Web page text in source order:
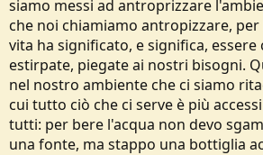
siamo messi ad antroprizzare
che noi chiamiamo antropizzare,
vita ha significato, e significa, essere
estirpate, piegate ai nostri bisogni.
nel nostro ambiente che ci siamo
cui tutto ciò che ci serve è più
tutti: per bere l'acqua non devo
una fonte, ma stappo una bottiglia